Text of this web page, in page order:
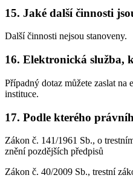
15. Jaké další činnosti
Další činnosti nejsou stanoveny.
16. Elektronická služba,
Případný dotaz můžete zaslat na
instituce.
17. Podle kterého
Zákon č. 141/1961 Sb., o
znění pozdějších předpisů
Zákon č. 40/2009 Sb., trestní